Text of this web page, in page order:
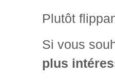
Plutôt
Si vous
plus